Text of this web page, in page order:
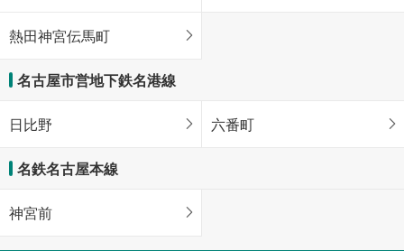
熱田神宮伝馬町
名古屋市営地下鉄名港線
日比野 六番町
名鉄名古屋本線
神宮前